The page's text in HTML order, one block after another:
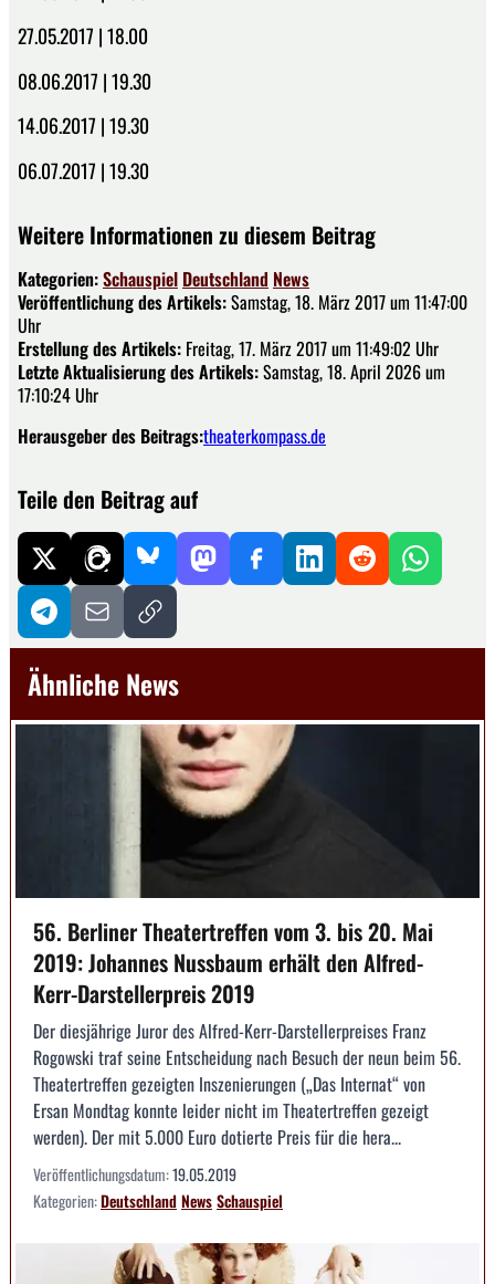
27.05.2017 | 18.00
08.06.2017 | 19.30
14.06.2017 | 19.30
06.07.2017 | 19.30
Weitere Informationen zu diesem Beitrag
Kategorien:Schauspiel Deutschland News
Veröffentlichung des Artikels:Samstag, 18. März 2017 um 11:47:00
Uhr
Erstellung des Artikels: Freitag, 17. März 2017 um 11:49:02 Uhr
Letzte Aktualisierung des Artikels:Samstag, 18. April 2026 um
17:10:24 Uhr
Herausgeber des Beitrags:theaterkompass.de
Teile den Beitrag auf
Ähnliche News
56. Berliner Theatertreffen vom 3. bis 20. Mai
2019: Johannes Nussbaum erhält den Alfred-
Kerr-Darstellerpreis 2019
Der diesjährige Juror des Alfred-Kerr-Darstellerpreises Franz
Rogowski traf seine Entscheidung nach Besuch der neun beim 56.
Theatertreffen gezeigten Inszenierungen („Das Internat“ von
Ersan Mondtag konnte leider nicht im Theatertreffen gezeigt
werden). Der mit 5.000 Euro dotierte Preis für die hera...
Veröffentlichungsdatum:19.05.2019
Kategorien:DeutschlandNewsSchauspiel